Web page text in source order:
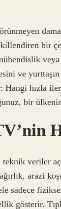
bir
ve
hızla
bir
veriler
arazi
sadece
gösterir.